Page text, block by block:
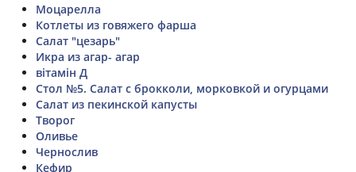
Моцарелла
Котлеты из говяжего фарша
Салат "цезарь"
Икра из агар- агар
вітамін Д
Стол №5. Салат с брокколи, морковкой и огурцами
Салат из пекинской капусты
Творог
Оливье
Чернослив
Кефир